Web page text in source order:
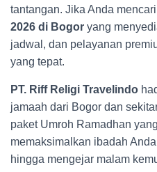
tantangan. Jika Anda mencari
2026 di Bogor yang
jadwal, dan pelayanan
yang tepat.
PT. Riff Religi Travelindo
jamaah dari Bogor dan
paket Umroh Ramadhan
memaksimalkan ibadah
hingga mengejar malam